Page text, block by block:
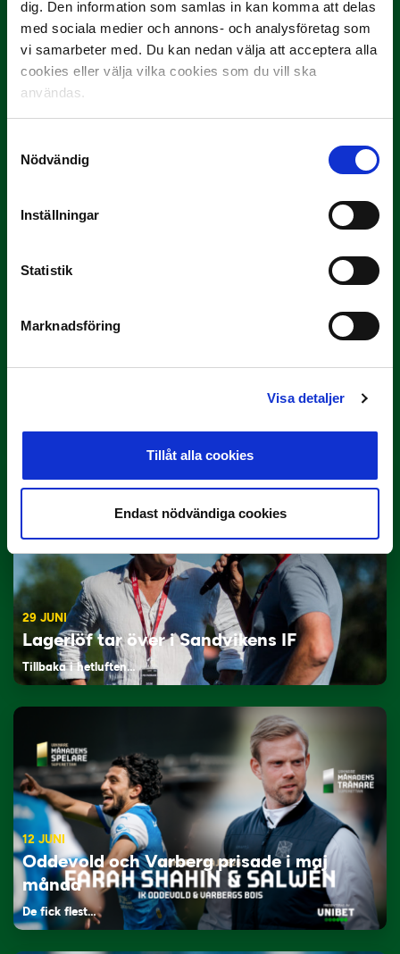
dig. Den information som samlas in kan komma att delas
med sociala medier och annons- och analysföretag som
vi samarbeter med. Du kan nedan välja att acceptera alla
cookies eller välja vilka cookies som du vill ska
användas.
Nödvändig
Inställningar
Statistik
Marknadsföring
Visa detaljer
Tillåt alla cookies
Endast nödvändiga cookies
Rösta på Månadens Spelare i juni
Rösta på Månadens Tränare i juni
29 JUNI
Lagerlöf tar över i Sandvikens IF
Tillbaka i hetluften…
12 JUNI
Oddevold och Varberg prisade i maj
månad
De fick flest…